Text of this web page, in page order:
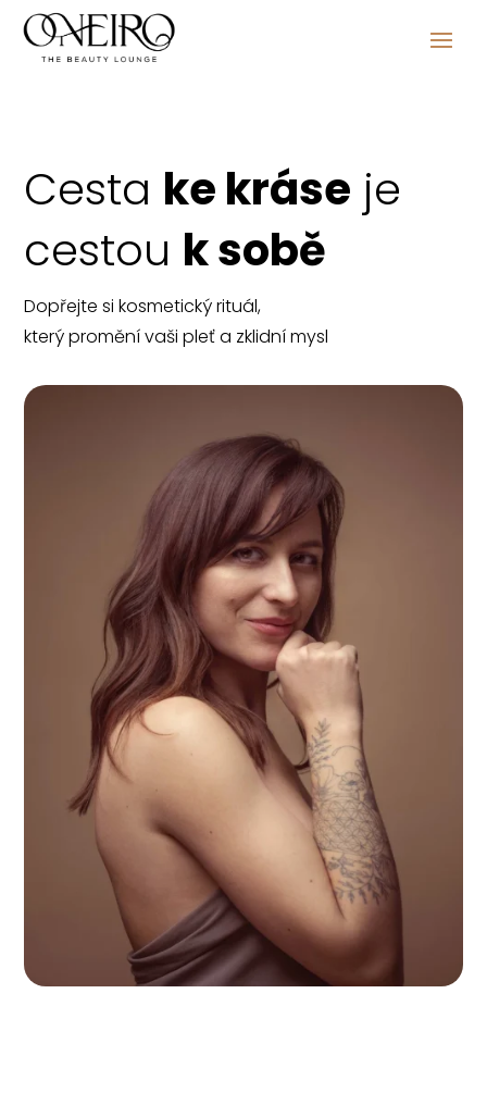
Cesta ke kráse je
cestou k sobě
Dopřejte si kosmetický rituál,
který promění vaši pleť a zklidní mysl